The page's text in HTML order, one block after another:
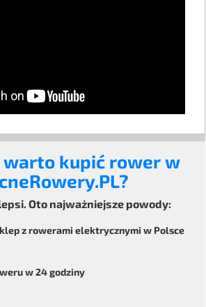
warto kupić rower w
Oto najważniejsze powody:
z rowerami elektrycznymi w Polsce
w 24 godziny